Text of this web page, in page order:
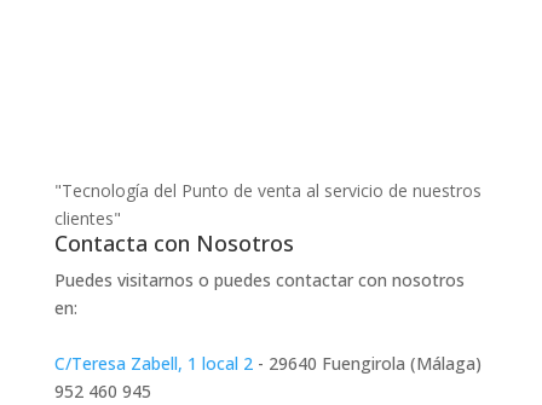
"Tecnología del Punto de venta al servicio de nuestros
clientes"
Contacta con Nosotros
Puedes visitarnos o puedes contactar con nosotros
en:
C/Teresa Zabell, 1 local 2- 29640 Fuengirola (Málaga)
952 460 945